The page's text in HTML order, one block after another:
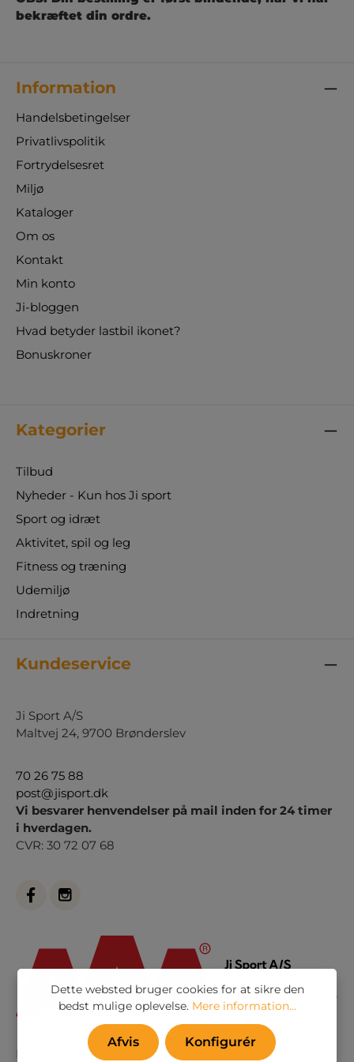
kvalitet, sikkerhed og holdbarhed er COG Grip
bekræftet din ordre.
Information
Handelsbetingelser
Privatlivspolitik
Fortrydelsesret
Miljø
Kataloger
Om os
Kontakt
Min konto
Ji-bloggen
Hvad betyder lastbil ikonet?
Bonuskroner
Kategorier
Tilbud
Nyheder - Kun hos Ji sport
Sport og idræt
Aktivitet, spil og leg
Fitness og træning
Udemiljø
Indretning
Kundeservice
Ji Sport A/S
Maltvej 24, 9700 Brønderslev
70 26 75 88
post@jisport.dk
Vi besvarer henvendelser på mail inden for 24 timer
i hverdagen.
CVR: 30 72 07 68
Eller via vores kontaktformular . Vi besvarer alle
Dette websted bruger cookies for at sikre den
bedst mulige oplevelse. Mere information...
Afvis Konfigurér